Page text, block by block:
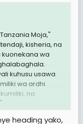
Moja,"
kisheria, na
wa
kuhusu usawa
wa ardhi.
na
Bara bila
heading yako,